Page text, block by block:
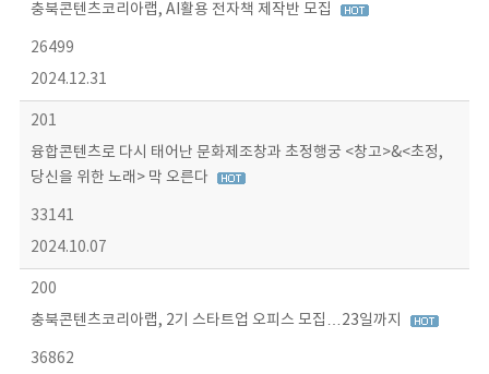
충북콘텐츠코리아랩, AI활용 전자책 제작반 모집
26499
2024.12.31
201
융합콘텐츠로 다시 태어난 문화제조창과 초정행궁 <창고>&<초정,
당신을 위한 노래> 막 오른다
33141
2024.10.07
200
충북콘텐츠코리아랩, 2기 스타트업 오피스 모집…23일까지
36862